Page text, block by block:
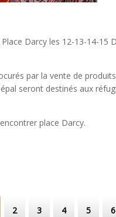
Darcy les 12-13-14-15
par la vente de
seront destinés aux
place Darcy.
2 3 4 5 6